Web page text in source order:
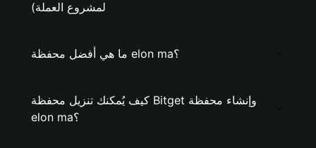
لمشروع العملة)
ما هي أفضل محفظة elon ma؟
كيف يُمكنك تنزيل محفظة Bitget وإنشاء محفظة
elon ma؟